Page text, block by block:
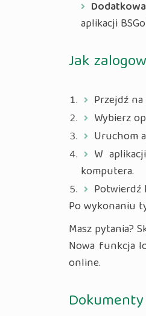
aplikacji
Jak
Przejdź
Wybierz
Uruchom
W
komputera.
Potwierdź
Po wykonaniu
Masz pytania?
Nowa funkcja
online.